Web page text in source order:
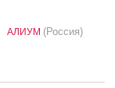
АЛИУМ (Россия)